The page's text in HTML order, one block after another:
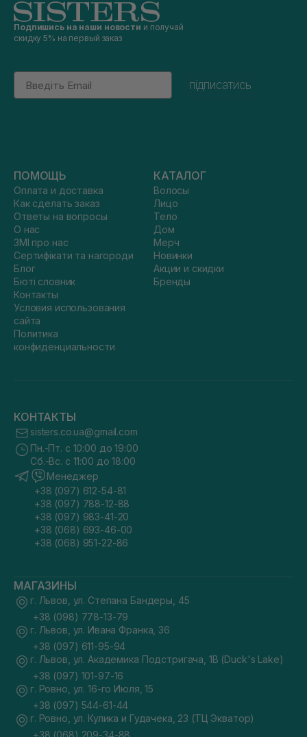
Подпишись на наши новости и получай
скидку 5% на первый заказ
Email
підписатись
ПОМОЩЬ
Оплата и доставка
Как сделать заказ
Ответы на вопросы
О нас
ЗМІ про нас
Сертифікати та нагороди
Блог
Бюті словник
Контакты
Условия использования
сайта
Политика
конфиденциальности
КАТАЛОГ
Волосы
Лицо
Тело
Дом
Мерч
Новинки
Акции и скидки
Бренды
КОНТАКТЫ
sisters.co.ua@gmail.com
Пн.-Пт. с 10:00 до 19:00
Сб.-Вс. с 11:00 до 18:00
Менеджер
+38 (097) 612-54-81
+38 (097) 788-12-88
+38 (097) 983-41-20
+38 (068) 693-46-00
+38 (068) 951-22-86
МАГАЗИНЫ
г. Львов, ул. Степана Бандеры, 45
+38 (098) 778-13-79
г. Львов, ул. Ивана Франка, 36
+38 (097) 611-95-94
г. Львов, ул. Академика Подстригача, 1В (Duck's Lake)
+38 (097) 101-97-16
г. Ровно, ул. 16-го Июля, 15
+38 (097) 544-61-44
г. Ровно, ул. Кулика и Гудачека, 23 (ТЦ Экватор)
+38 (068) 209-34-88